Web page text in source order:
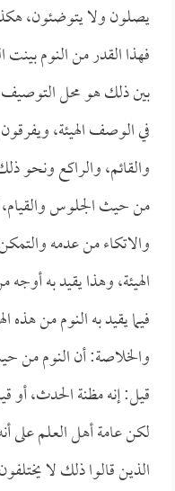
يصلون ولا يتوضئون،
فهذا القدر من النوم
بين ذلك هو محل التوصيف
في الوصف الهيئة،
والقائم، والراكع ونحو
من حيث الجلوس والقيام،
والاتكاء من عدمه
الهيئة، وهذا يقيد به أوجه
فيما يقيد به النوم من هذه
والخلاصة: أن النوم من
قيل: إنه مظنة الحدث،
لكن عامة أهل العلم على
الذين قالوا ذلك لا